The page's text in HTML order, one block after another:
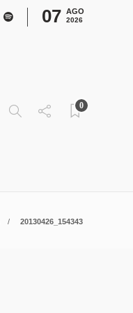
07 AGO
2026
0
20130426_154343